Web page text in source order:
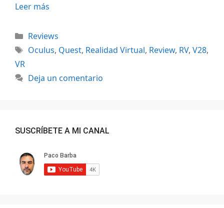
Leer más
Categorías
Reviews
Etiquetas
Oculus, Quest, Realidad Virtual, Review, RV, V28,
VR
Deja un comentario
SUSCRÍBETE A MI CANAL